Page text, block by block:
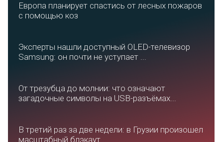
Европа планирует спастись от лесных пожаров
с помощью коз
Эксперты нашли доступный OLED-телевизор
Samsung: он почти не уступает ...
От трезубца до молнии: что означают
загадочные символы на USB-разъёмах...
В третий раз за две недели: в Грузии произошел
масштабный блэкаут